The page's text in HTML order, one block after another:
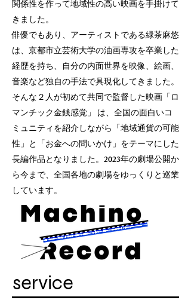
関係性を作って地域性の高い映画を手掛けて
きました。
俳優でもあり、アーティストである緑茶麻悠
は、京都市立芸術大学の油画専攻を卒業した
経歴を持ち、自分の内面世界を映像、絵画、
音楽など独自の手法で具現化してきました。
そんな２人が初めて共同で監督した映画「ロ
マンチック金銭感覚」 は、全国の面白いコ
ミュニティを紹介しながら「地域通貨の可能
性」と「お金への問いかけ」をテーマにした
長編作品となりました。2023年の劇場公開か
ら今まで、全国各地の劇場をゆっくりと巡業
しています。
service